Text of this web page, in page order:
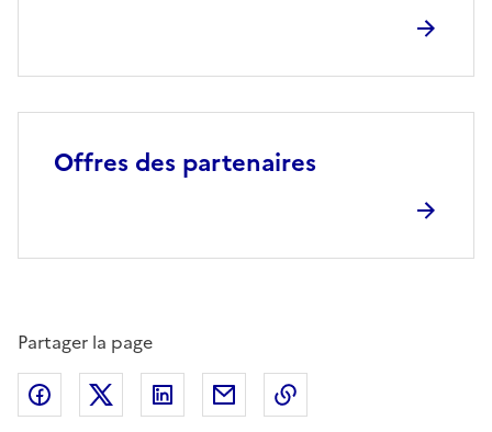
Offres des partenaires
Partager la page
Partager sur Facebook
Partager sur X (anciennement Twitter)
Partager sur LinkedIn
Partager par email